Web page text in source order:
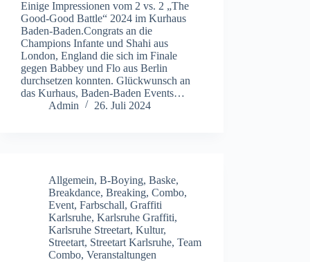
Einige Impressionen vom 2 vs. 2 „The
Good-Good Battle“ 2024 im Kurhaus
Baden-Baden.Congrats an die
Champions Infante und Shahi aus
London, England die sich im Finale
gegen Babbey und Flo aus Berlin
durchsetzen konnten. Glückwunsch an
das Kurhaus, Baden-Baden Events…
Admin
26. Juli 2024
Allgemein, B-Boying, Baske,
Breakdance, Breaking, Combo,
Event, Farbschall, Graffiti
Karlsruhe, Karlsruhe Graffiti,
Karlsruhe Streetart, Kultur,
Streetart, Streetart Karlsruhe, Team
Combo, Veranstaltungen